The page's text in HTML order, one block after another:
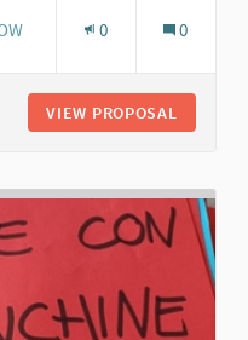
0 0
VIEW PROPOSAL